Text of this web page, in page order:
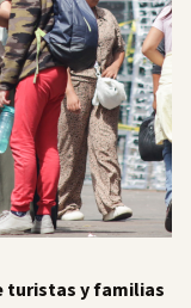
turistas y familias